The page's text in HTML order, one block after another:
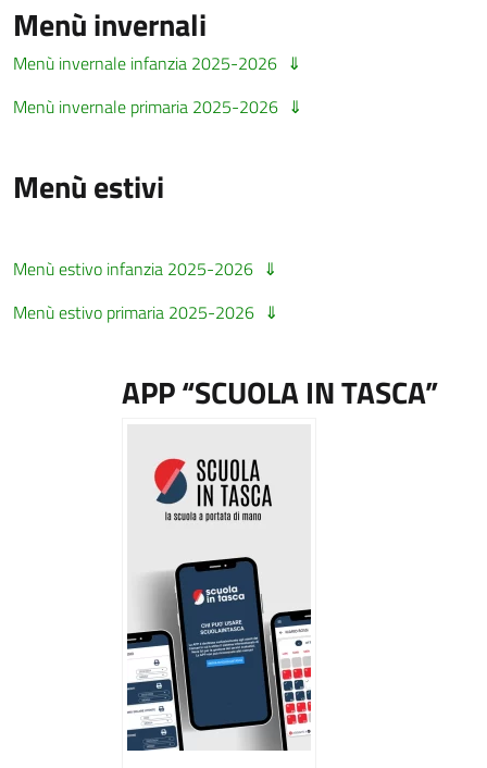
Menù invernali
Menù invernale infanzia 2025-2026
Menù invernale primaria 2025-2026
Menù estivi
Menù estivo infanzia 2025-2026
Menù estivo primaria 2025-2026
APP “SCUOLA IN TASCA”